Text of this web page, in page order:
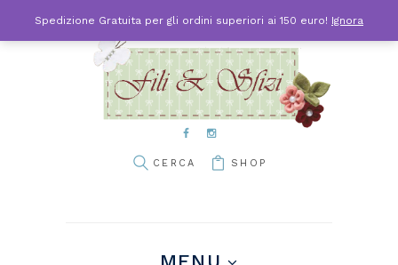
SHOP
Spedizione Gratuita per gli ordini superiori ai 150 euro! Ignora